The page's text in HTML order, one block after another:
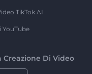
TikTok AI
YouTube
Creazione Di Video